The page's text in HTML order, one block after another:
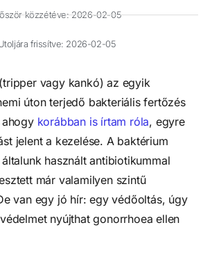
közzétéve: 2026-02-05
frissítve: 2026-02-05
vagy kankó) az egyik
úton terjedő bakteriális fertőzés
korábban is írtam róla, egyre
jelent a kezelése. A baktérium
használt antibiotikummal
már valamilyen szintű
van egy jó hír: egy védőoltás, úgy
nyújthat gonorrhoea ellen